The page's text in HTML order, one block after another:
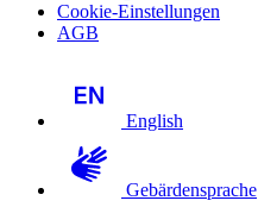
Cookie-Einstellungen
AGB
English
Gebärdensprache